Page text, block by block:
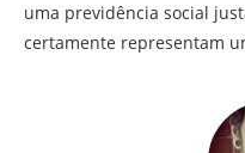
uma previdência social
certamente representam